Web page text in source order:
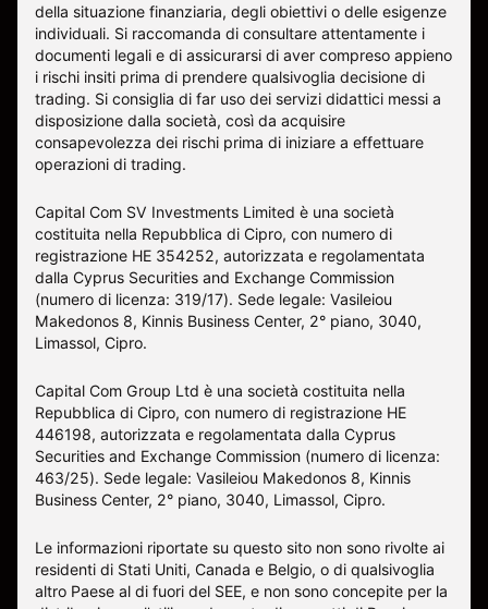
della situazione finanziaria, degli obiettivi o delle esigenze
individuali. Si raccomanda di consultare attentamente i
documenti legali e di assicurarsi di aver compreso appieno
i rischi insiti prima di prendere qualsivoglia decisione di
trading. Si consiglia di far uso dei servizi didattici messi a
disposizione dalla società, così da acquisire
consapevolezza dei rischi prima di iniziare a effettuare
operazioni di trading.
Capital Com SV Investments Limited è una società
costituita nella Repubblica di Cipro, con numero di
registrazione HE 354252, autorizzata e regolamentata
dalla Cyprus Securities and Exchange Commission
(numero di licenza: 319/17). Sede legale: Vasileiou
Makedonos 8, Kinnis Business Center, 2° piano, 3040,
Limassol, Cipro.
Capital Com Group Ltd è una società costituita nella
Repubblica di Cipro, con numero di registrazione ΗΕ
446198, autorizzata e regolamentata dalla Cyprus
Securities and Exchange Commission (numero di licenza:
463/25). Sede legale: Vasileiou Makedonos 8, Kinnis
Business Center, 2° piano, 3040, Limassol, Cipro.
Le informazioni riportate su questo sito non sono rivolte ai
residenti di Stati Uniti, Canada e Belgio, o di qualsivoglia
altro Paese al di fuori del SEE, e non sono concepite per la